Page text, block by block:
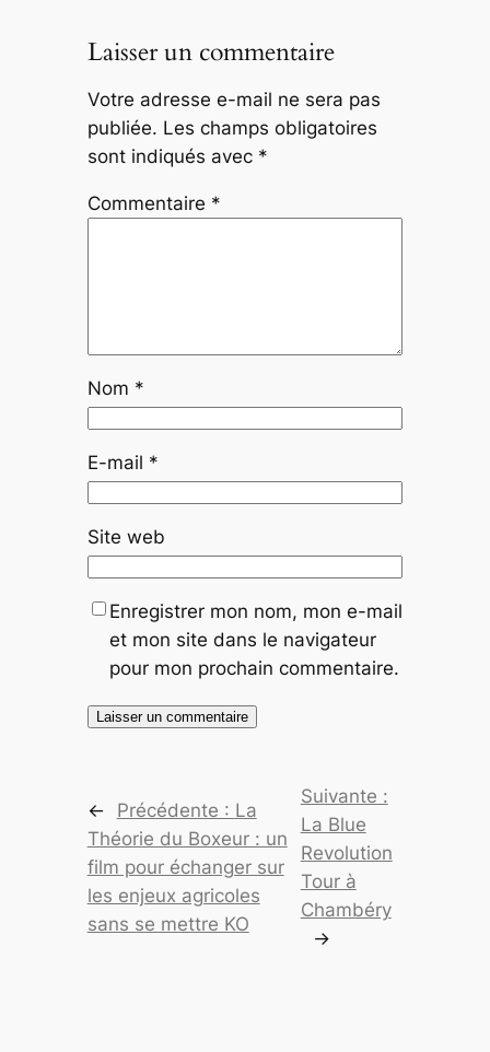
Laisser un commentaire
Votre adresse e-mail ne sera pas
publiée. Les champs obligatoires
sont indiqués avec *
Commentaire *
Nom *
E-mail *
Site web
Enregistrer mon nom, mon e-mail
et mon site dans le navigateur
pour mon prochain commentaire.
← Précédente : La
Théorie du Boxeur : un
film pour échanger sur
les enjeux agricoles
sans se mettre KO
Suivante :
La Blue
Revolution
Tour à
Chambéry
→